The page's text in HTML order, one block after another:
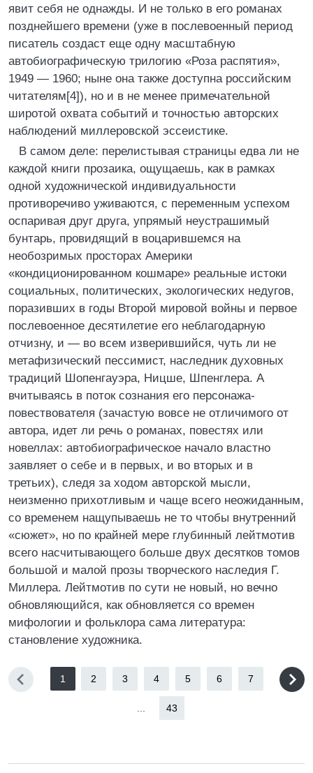
явит себя не однажды. И не только в его романах
позднейшего времени (уже в послевоенный период
писатель создаст еще одну масштабную
автобиографическую трилогию «Роза распятия»,
1949 — 1960; ныне она также доступна российским
читателям[4]), но и в не менее примечательной
широтой охвата событий и точностью авторских
наблюдений миллеровской эссеистике.
В самом деле: перелистывая страницы едва ли не
каждой книги прозаика, ощущаешь, как в рамках
одной художнической индивидуальности
противоречиво уживаются, с переменным успехом
оспаривая друг друга, упрямый неустрашимый
бунтарь, провидящий в воцарившемся на
необозримых просторах Америки
«кондиционированном кошмаре» реальные истоки
социальных, политических, экологических недугов,
поразивших в годы Второй мировой войны и первое
послевоенное десятилетие его неблагодарную
отчизну, и — во всем изверившийся, чуть ли не
метафизический пессимист, наследник духовных
традиций Шопенгауэра, Ницше, Шпенглера. А
вчитываясь в поток сознания его персонажа-
повествователя (зачастую вовсе не отличимого от
автора, идет ли речь о романах, повестях или
новеллах: автобиографическое начало властно
заявляет о себе и в первых, и во вторых и в
третьих), следя за ходом авторской мысли,
неизменно прихотливым и чаще всего неожиданным,
со временем нащупываешь не то чтобы внутренний
«сюжет», но по крайней мере глубинный лейтмотив
всего насчитывающего больше двух десятков томов
большой и малой прозы творческого наследия Г.
Миллера. Лейтмотив по сути не новый, но вечно
обновляющийся, как обновляется со времен
мифологии и фольклора сама литература:
становление художника.
1 2 3 4 5 6 7
43